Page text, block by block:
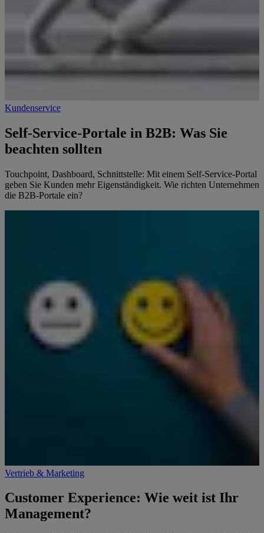
Kundenservice
Self-Service-Portale in B2B: Was Sie
beachten sollten
Touchpoint, Dashboard, Schnittstelle: Mit einem Self-Service-Portal
geben Sie Kunden mehr Eigenständigkeit. Wie richten Unternehmen
die B2B-Portale ein?
Vertrieb & Marketing
Customer Experience: Wie weit ist Ihr
Management?